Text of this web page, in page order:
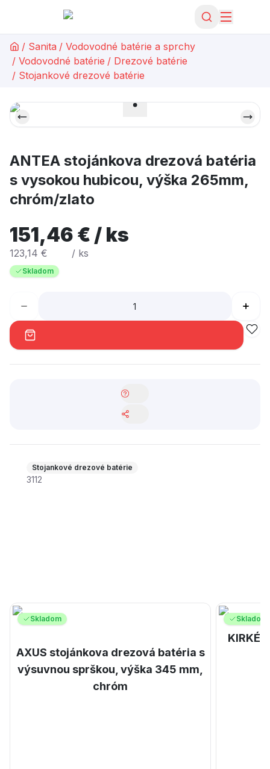
/ Sanita / Vodovodné batérie a sprchy
/ Vodovodné batérie / Drezové batérie
/ Stojankové drezové batérie
ANTEA stojánkova drezová batéria
s vysokou hubicou, výška 265mm,
chróm/zlato
151,46 € / ks
123,14 € / ks
Skladom
Stojankové drezové batérie
3112
Skladom
AXUS stojánkova drezová batéria s
výsuvnou sprškou, výška 345 mm,
chróm
Skladom
KIRKÉ